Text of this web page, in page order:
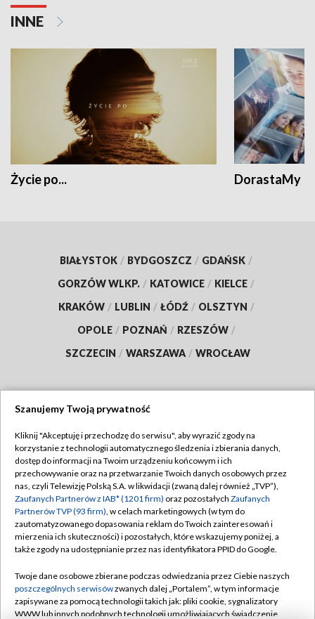
INNE
Życie po... DorastaMy
BIAŁYSTOK / BYDGOSZCZ / GDAŃSK /
GORZÓW WLKP. / KATOWICE / KIELCE /
KRAKÓW / LUBLIN / ŁÓDŹ / OLSZTYN /
OPOLE / POZNAŃ / RZESZÓW /
SZCZECIN / WARSZAWA / WROCŁAW
TVP
Abonament TVP
Emisja w TVP
Centrum informacji TVP
Naziemna Telewizja Cyfrowa
Rada Programowa
System NOS
Regulamin TVP
Polityka prywatności
Moje zgody
Pomoc
Kontakt
Szanujemy Twoją prywatność
Kliknij "Akceptuję i przechodzę do serwisu", aby wyrazić zgody na
korzystanie z technologii automatycznego śledzenia i zbierania danych,
dostęp do informacji na Twoim urządzeniu końcowym i ich
przechowywanie oraz na przetwarzanie Twoich danych osobowych przez
nas, czyli Telewizję Polską S.A. w likwidacji (zwaną dalej również „TVP”),
Zaufanych Partnerów z IAB* (1201 firm) oraz pozostałych Zaufanych
Partnerów TVP (93 firm), w celach marketingowych (w tym do
zautomatyzowanego dopasowania reklam do Twoich zainteresowań i
mierzenia ich skuteczności) i pozostałych, które wskazujemy poniżej, a
także zgody na udostępnianie przez nas identyfikatora PPID do Google.
Twoje dane osobowe zbierane podczas odwiedzania przez Ciebie naszych
poszczególnych serwisówzwanych dalej „Portalem”, w tym informacje
zapisywane za pomocą technologii takich jak: pliki cookie, sygnalizatory
WWW lub innych podobnych technologii umożliwiających świadczenie